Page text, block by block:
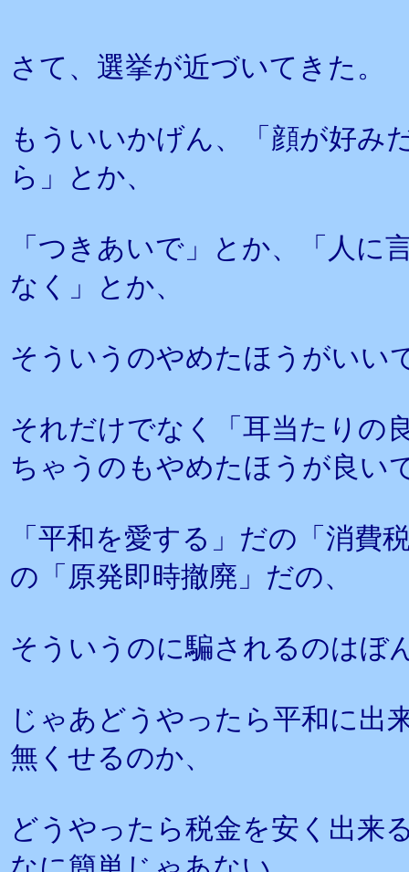
さて、選挙が近づいてきた。
もういいかげん、「顔が好み
ら」とか、
「つきあいで」とか、「人に
なく」とか、
そういうのやめたほうがいい
それだけでなく「耳当たりの
ちゃうのもやめたほうが良い
「平和を愛する」だの「消費
の「原発即時撤廃」だの、
そういうのに騙されるのはぼ
じゃあどうやったら平和に出
無くせるのか、
どうやったら税金を安く出来